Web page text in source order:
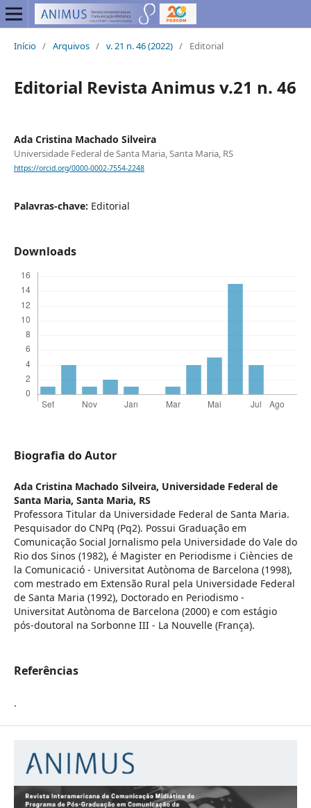
Início / Arquivos / v. 21 n. 46 (2022) / Editorial
Editorial Revista Animus v.21 n. 46
Ada Cristina Machado Silveira
Universidade Federal de Santa Maria, Santa Maria, RS
https://orcid.org/0000-0002-7554-2248
Palavras-chave: Editorial
Downloads
Biografia do Autor
Ada Cristina Machado Silveira, Universidade Federal de
Santa Maria, Santa Maria, RS
Professora Titular da Universidade Federal de Santa Maria.
Pesquisador do CNPq (Pq2). Possui Graduação em
Comunicação Social Jornalismo pela Universidade do Vale do
Rio dos Sinos (1982), é Magister en Periodisme i Ciències de
la Comunicació - Universitat Autònoma de Barcelona (1998),
com mestrado em Extensão Rural pela Universidade Federal
de Santa Maria (1992), Doctorado en Periodismo -
Universitat Autònoma de Barcelona (2000) e com estágio
pós-doutoral na Sorbonne III - La Nouvelle (França).
Referências
.